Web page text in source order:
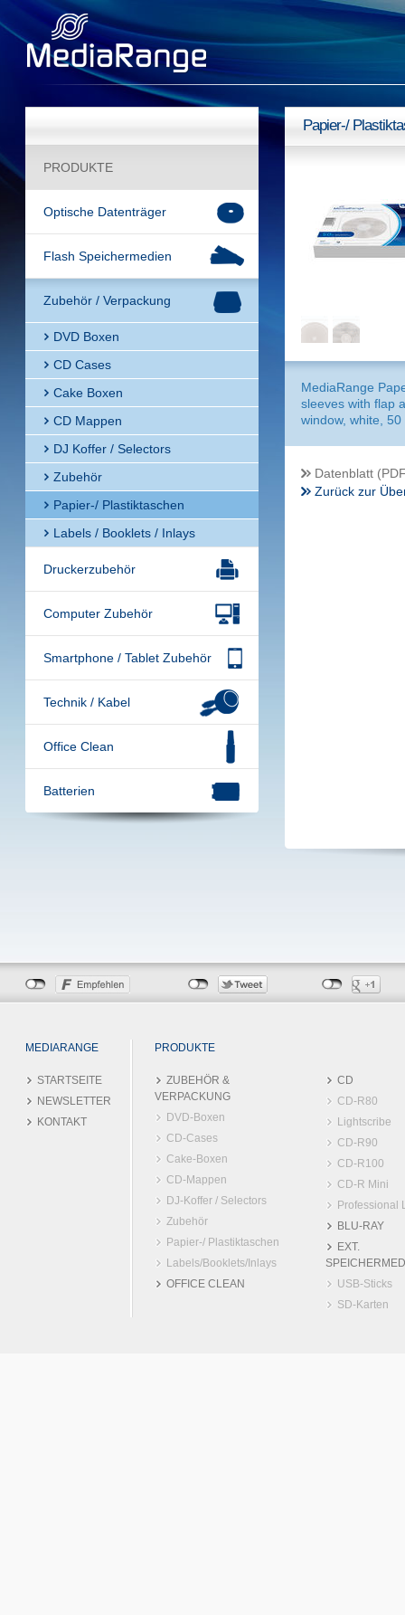
PRODUKTE
Optische Datenträger
Flash Speichermedien
Zubehör / Verpackung
DVD Boxen
CD Cases
Cake Boxen
CD Mappen
DJ Koffer / Selectors
Zubehör
Papier-/ Plastiktaschen
Labels / Booklets / Inlays
Druckerzubehör
Computer Zubehör
Smartphone / Tablet Zubehör
Technik / Kabel
Office Clean
Batterien
Papier-/
MediaRange
sleeves with flap
window, white, 50
Datenblatt
Zurück zur
MEDIARANGE PRODUKTE
STARTSEITE
NEWSLETTER
KONTAKT
ZUBEHÖR &
VERPACKUNG
DVD-Boxen
CD-Cases
Cake-Boxen
CD-Mappen
DJ-Koffer / Selectors
Zubehör
Papier-/ Plastiktaschen
Labels/Booklets/Inlays
OFFICE CLEAN
CD
CD-R80
Lightscribe
CD-R90
CD-R100
CD-R Mini
Professional
BLU-RAY
EXT.
USB-Sticks
SD-Karten